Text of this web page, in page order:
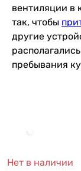
вентиляции в
так, чтобы
другие
пребывания
Нет в наличии